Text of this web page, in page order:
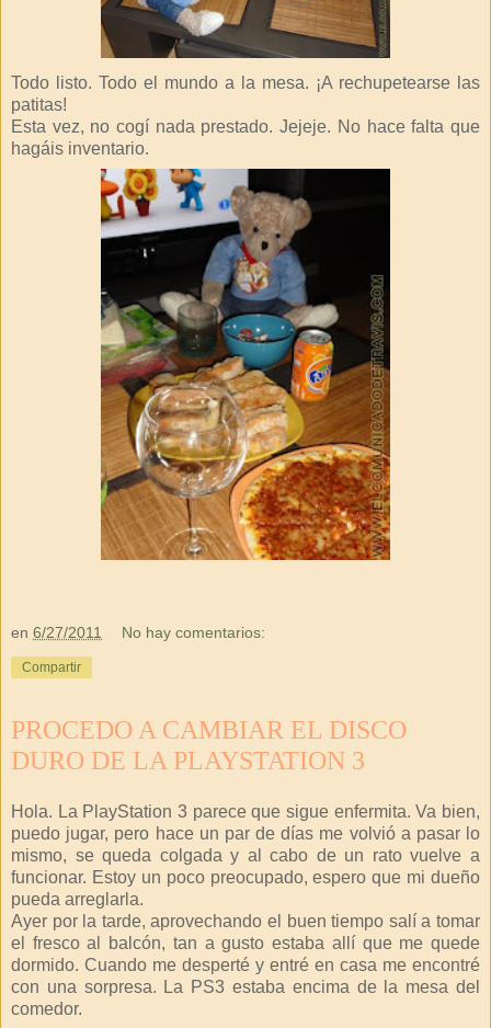
Todo listo. Todo el mundo a la mesa. ¡A rechupetearse las
patitas!
Esta vez, no cogí nada prestado. Jejeje. No hace falta que
hagáis inventario.
en 6/27/2011 No hay comentarios:
Compartir
PROCEDO A CAMBIAR EL DISCO
DURO DE LA PLAYSTATION 3
Hola. La PlayStation 3 parece que sigue enfermita. Va bien,
puedo jugar, pero hace un par de días me volvió a pasar lo
mismo, se queda colgada y al cabo de un rato vuelve a
funcionar. Estoy un poco preocupado, espero que mi dueño
pueda arreglarla.
Ayer por la tarde, aprovechando el buen tiempo salí a tomar
el fresco al balcón, tan a gusto estaba allí que me quede
dormido. Cuando me desperté y entré en casa me encontré
con una sorpresa. La PS3 estaba encima de la mesa del
comedor.